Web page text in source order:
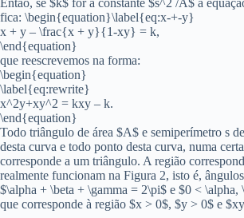
Então, se $k$ for a constante $s^2 /A$ a
fica: \begin{equation}\label{eq:x-+-y}
x + y – \frac{x + y}{1-xy} = k,
\end{equation}
que reescrevemos na forma:
\begin{equation}
\label{eq:rewrite}
x^2y+xy^2 = kxy – k.
\end{equation}
Todo triângulo de área $A$ e semiperímetro s
desta curva e todo ponto desta curva, numa
corresponde a um triângulo. A região
realmente funcionam na Figura 2, isto é,
$\alpha + \beta + \gamma = 2\pi$ e $0 < \alpha,
que corresponde à região $x > 0$, $y > 0$ e